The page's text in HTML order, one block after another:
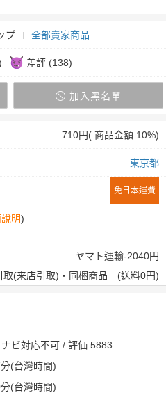
プ 全部賣家商品
差評 (138)
加入黑名單
710円( 商品金額 10%)
東京都
免日本運費
明)
ヤマト運輸-2040円
取(来店引取)・同梱商品 (送料0円)
ビ対応不可 / 評価:5883
(台灣時間)
(台灣時間)